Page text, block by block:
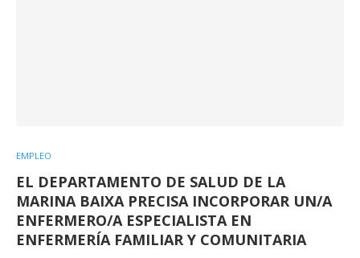
EMPLEO
EL DEPARTAMENTO DE SALUD DE LA
MARINA BAIXA PRECISA INCORPORAR UN/A
ENFERMERO/A ESPECIALISTA EN
ENFERMERÍA FAMILIAR Y COMUNITARIA